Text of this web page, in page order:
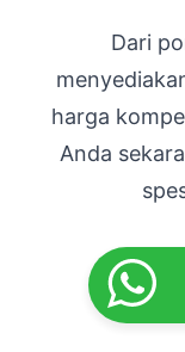
Dari
harga
Anda